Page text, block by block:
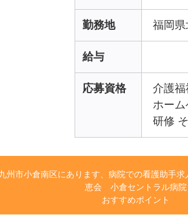
勤務地 福岡県
給与
応募資格
介護
ホー
研修
州市小倉南区にあります、病院での看護助手
恵会 小倉セントラル病院
おすすめポイント